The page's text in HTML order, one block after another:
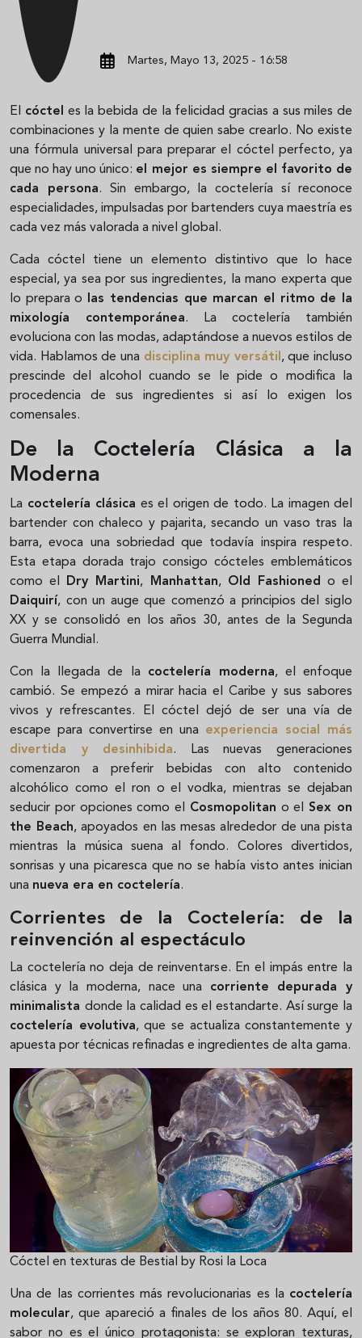
Martes, Mayo 13, 2025 - 16:58
El cóctel
es la bebida de la felicidad gracias a sus miles de
combinaciones y la mente de quien sabe crearlo. No existe
una fórmula universal para preparar el cóctel perfecto, ya
que no hay uno único: el mejor es siempre el favorito de
cada persona. Sin embargo, la coctelería sí reconoce
especialidades, impulsadas por bartenders cuya maestría es
cada vez más valorada a nivel global.
Cada cóctel tiene un elemento distintivo que lo hace
especial, ya sea por sus ingredientes, la mano experta que
lo prepara o
las tendencias que marcan el ritmo de la
mixología contemporánea. La coctelería también
evoluciona con las modas, adaptándose a nuevos estilos de
vida. Hablamos de una disciplina muy versátil , que incluso
prescinde del alcohol cuando se le pide o modifica la
procedencia de sus ingredientes si así lo exigen los
comensales.
De la Coctelería Clásica a la
Moderna
La coctelería clásica es el origen de todo. La imagen del
bartender con chaleco y pajarita, secando un vaso tras la
barra, evoca una sobriedad que todavía inspira respeto.
Esta etapa dorada trajo consigo cócteles emblemáticos
como el
Dry Martini, Manhattan, Old Fashioned
o el
Daiquirí, con un auge que comenzó a principios del siglo
XX y se consolidó en los años 30, antes de la Segunda
Guerra Mundial.
Con la llegada de la coctelería moderna, el enfoque
cambió. Se empezó a mirar hacia el Caribe y sus sabores
vivos y refrescantes. El cóctel dejó de ser una vía de
escape para convertirse en una experiencia social más
divertida y desinhibida. Las nuevas generaciones
comenzaron a preferir bebidas con alto contenido
alcohólico como el ron o el vodka, mientras se dejaban
seducir por opciones como el Cosmopolitan o elSex on
the Beach, apoyados en las mesas alrededor de una pista
mientras la música suena al fondo. Colores divertidos,
sonrisas y una picaresca que no se había visto antes inician
una nueva era en coctelería.
Corrientes de la Coctelería: de la
reinvención al espectáculo
La coctelería no deja de reinventarse. En el impás entre la
clásica y la moderna, nace una corriente depurada y
minimalista donde la calidad es el estandarte. Así surge la
coctelería evolutiva, que se actualiza constantemente y
apuesta por técnicas refinadas e ingredientes de alta gama.
Cóctel en texturas de Bestial by Rosi la Loca
Una de las corrientes más revolucionarias es la coctelería
molecular, que apareció a finales de los años 80. Aquí, el
sabor no es el único protagonista: se exploran texturas,